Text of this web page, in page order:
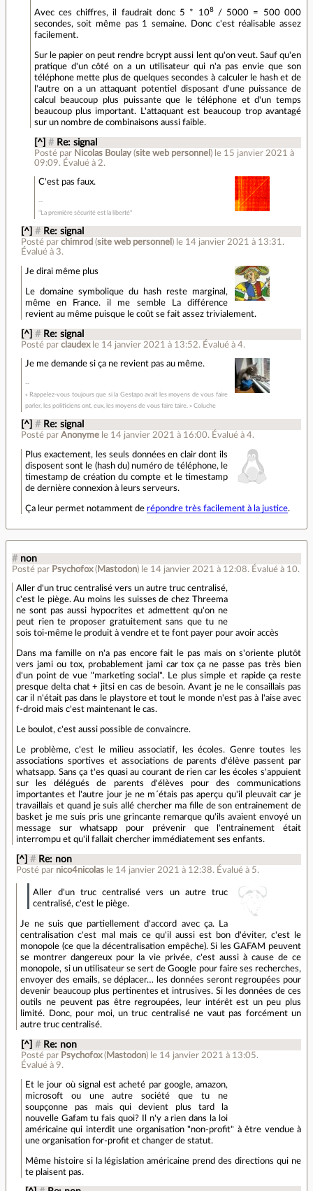
Avec ces chiffres, il faudrait donc 5 * 108/ 5000 = 500 000
secondes, soit même pas 1 semaine. Donc c'est réalisable assez
facilement.
Sur le papier on peut rendre bcrypt aussi lent qu'on veut. Sauf qu'en
pratique d'un côté on a un utilisateur qui n'a pas envie que son
téléphone mette plus de quelques secondes à calculer le hash et de
l'autre on a un attaquant potentiel disposant d'une puissance de
calcul beaucoup plus puissante que le téléphone et d'un temps
beaucoup plus important. L'attaquant est beaucoup trop avantagé
sur un nombre de combinaisons aussi faible.
[^] # Re: signal
Posté par Nicolas Boulay(site web personnel ) le 15 janvier 2021 à
09:09. Évalué à 2.
C'est pas faux.
"La première sécurité est la liberté"
[^] # Re: signal
Posté par chimrod (site web personnel ) le 14 janvier 2021 à 13:31 .
Évalué à 3.
Je dirai même plus
Le domaine symbolique du hash reste marginal,
même en France. il me semble La différence
revient au même puisque le coût se fait assez trivialement.
[^] # Re: signal
Posté par claudex le 14 janvier 2021 à 13:52. Évalué à 4.
Je me demande si ça ne revient pas au même.
« Rappelez-vous toujours que si la Gestapo avait les moyens de vous faire
parler, les politiciens ont, eux, les moyens de vous faire taire. » Coluche
[^] # Re: signal
Posté par Anonyme le 14 janvier 2021 à 16:00. Évalué à 4.
Plus exactement, les seuls données en clair dont ils
disposent sont le (hash du) numéro de téléphone, le
timestamp de création du compte et le timestamp
de dernière connexion à leurs serveurs.
Ça leur permet notamment de répondre très facilement à la justice.
# non
Posté par Psychofox( Mastodon) le 14 janvier 2021 à 12:08. Évalué à 10.
Aller d'un truc centralisé vers un autre truc centralisé,
c'est le piège. Au moins les suisses de chez Threema
ne sont pas aussi hypocrites et admettent qu'on ne
peut rien te proposer gratuitement sans que tu ne
sois toi-même le produit à vendre et te font payer pour avoir accès
Dans ma famille on n'a pas encore fait le pas mais on s'oriente plutôt
vers jami ou tox, probablement jami car tox ça ne passe pas très bien
d'un point de vue "marketing social". Le plus simple et rapide ça reste
presque delta chat + jitsi en cas de besoin. Avant je ne le consaillais pas
car il n'était pas dans le playstore et tout le monde n'est pas à l'aise avec
f-droid mais c'est maintenant le cas.
Le boulot, c'est aussi possible de convaincre.
Le problème, c'est le milieu associatif, les écoles. Genre toutes les
associations sportives et associations de parents d'élève passent par
whatsapp. Sans ça t'es quasi au courant de rien car les écoles s'appuient
sur les délégués de parents d'élèves pour des communications
importantes et l'autre jour je ne m´étais pas aperçu qu'il pleuvait car je
travaillais et quand je suis allé chercher ma fille de son entrainement de
basket je me suis pris une grincante remarque qu'ils avaient envoyé un
message sur whatsapp pour prévenir que l'entrainement était
interrompu et qu'il fallait chercher immédiatement ses enfants.
[^] # Re: non
Posté par nico4nicolas le 14 janvier 2021 à 12:38. Évalué à 5.
Aller d'un truc centralisé vers un autre truc
centralisé, c'est le piège.
Je ne suis que partiellement d'accord avec ça. La
centralisation c'est mal mais ce qu'il aussi est bon d'éviter, c'est le
monopole (ce que la décentralisation empêche). Si les GAFAM peuvent
se montrer dangereux pour la vie privée, c'est aussi à cause de ce
monopole, si un utilisateur se sert de Google pour faire ses recherches,
envoyer des emails, se déplacer… les données seront regroupées pour
devenir beaucoup plus pertinentes et intrusives. Si les données de ces
outils ne peuvent pas être regroupées, leur intérêt est un peu plus
limité. Donc, pour moi, un truc centralisé ne vaut pas forcément un
autre truc centralisé.
[^] # Re: non
Posté par Psychofox(Mastodon) le 14 janvier 2021 à 13:05.
Évalué à 9.
Et le jour où signal est acheté par google, amazon,
microsoft ou une autre société que tu ne
soupçonne pas mais qui devient plus tard la
nouvelle Gafam tu fais quoi? Il n'y a rien dans la loi
américaine qui interdit une organisation "non-profit" à être vendue à
une organisation for-profit et changer de statut.
Même histoire si la législation américaine prend des directions qui ne
te plaisent pas.